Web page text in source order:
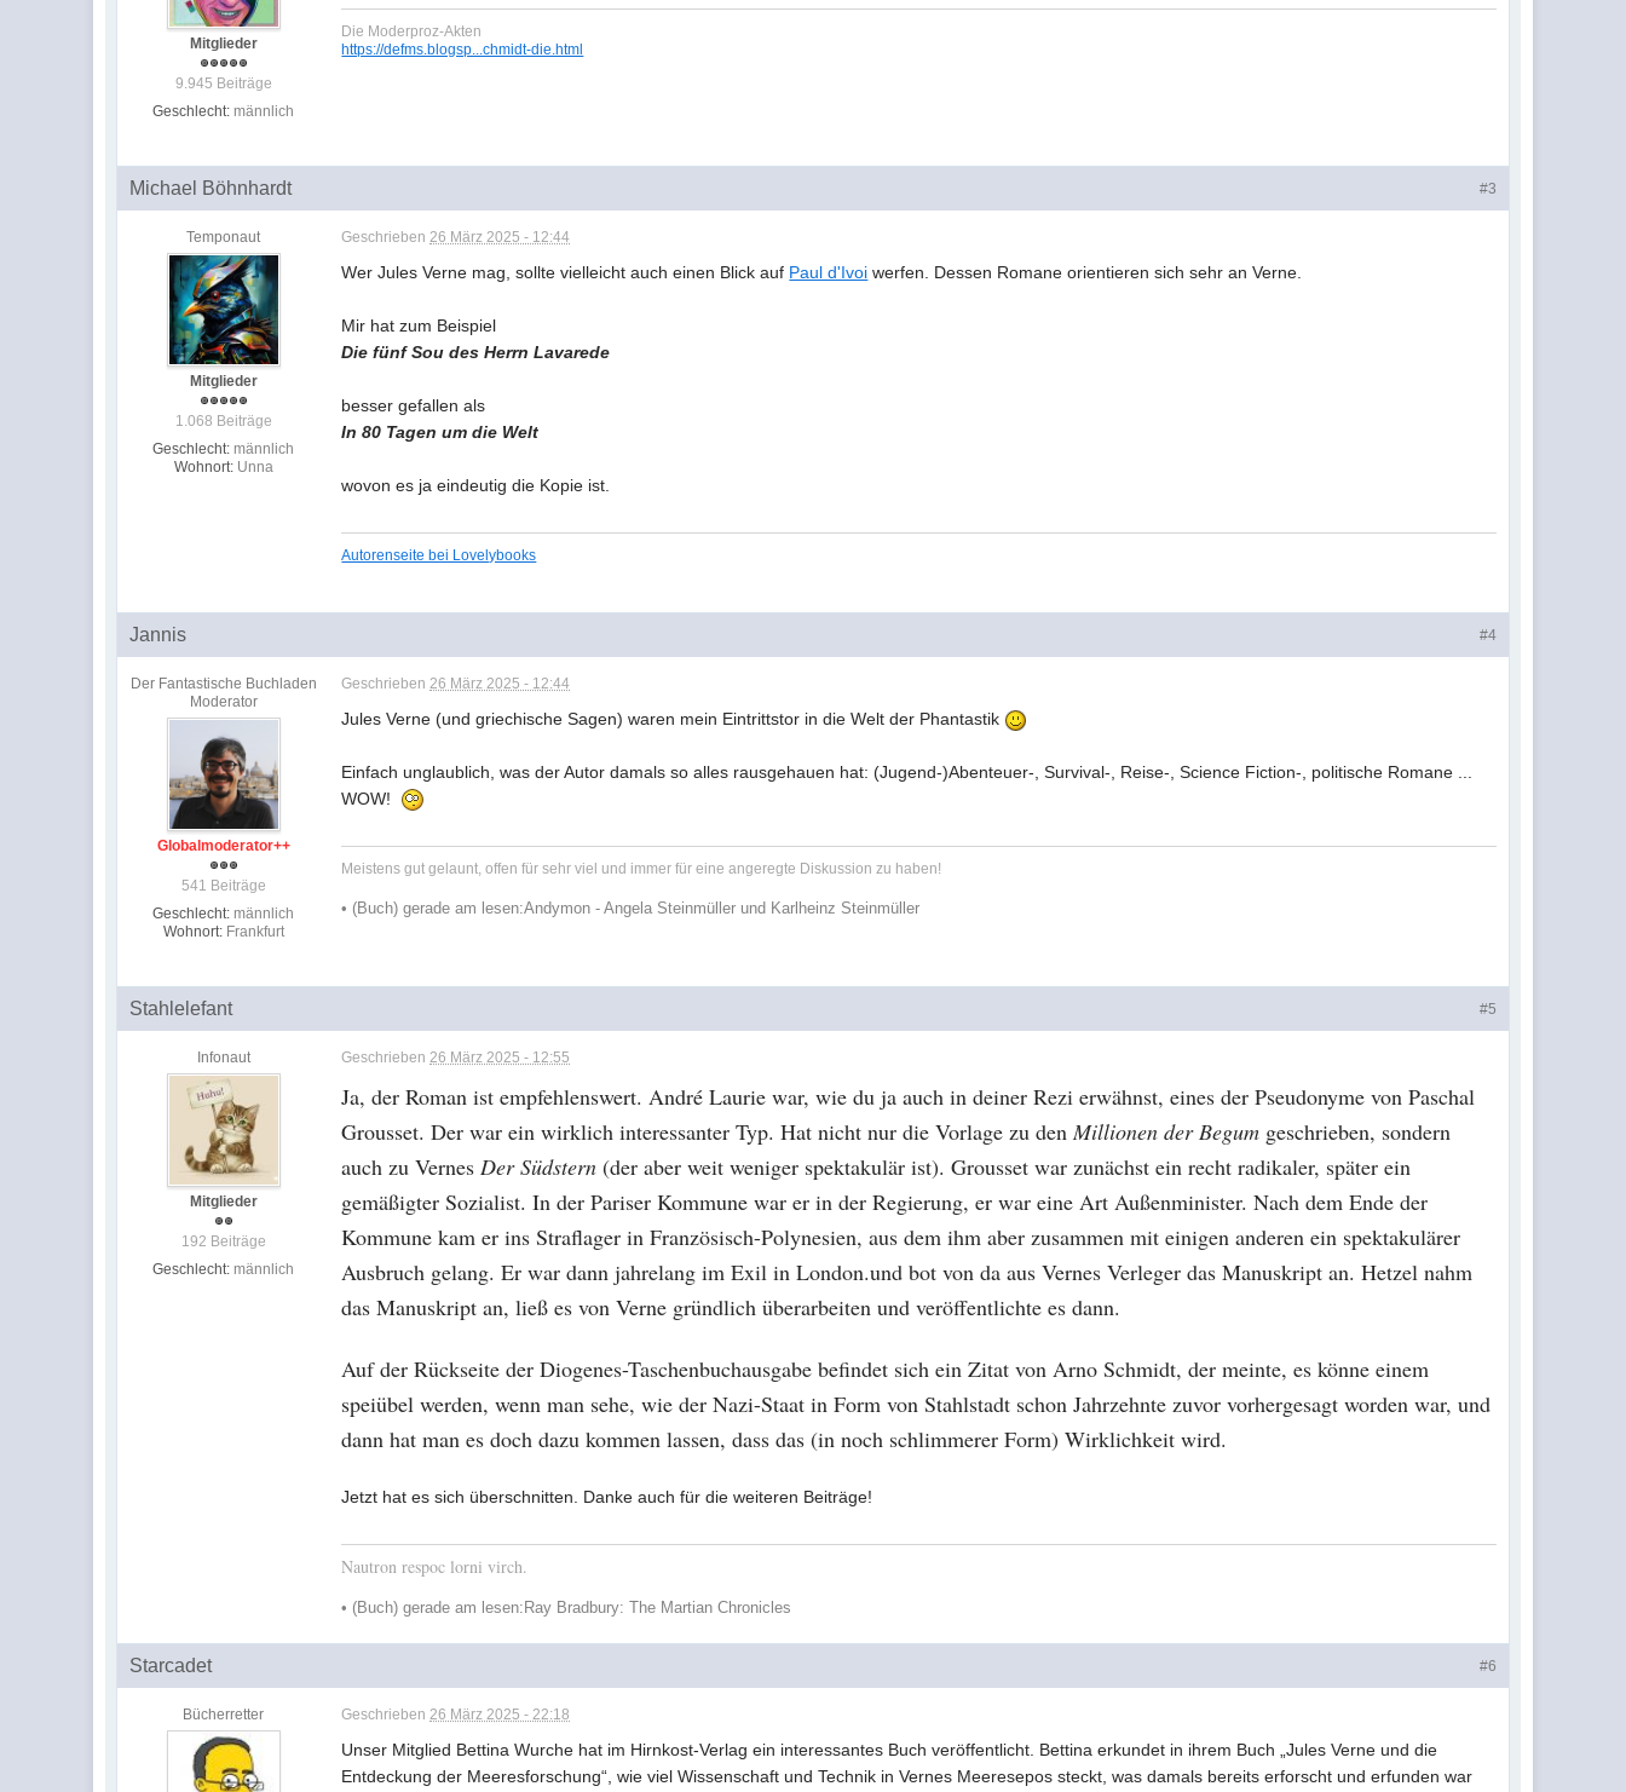
Mitglieder
9.945 Beiträge
Geschlecht: männlich
Die Moderproz-Akten
https://defms.blogsp...chmidt-die.html
#3
Michael Böhnhardt
Temponaut
Mitglieder
1.068 Beiträge
Geschlecht: männlich
Wohnort: Unna
Geschrieben26 März 2025 - 12:44
Wer Jules Verne mag, sollte vielleicht auch einen Blick auf Paul d'Ivoi werfen. Dessen Romane orientieren sich sehr an Verne.
Mir hat zum Beispiel
Die fünf Sou des Herrn Lavarede
besser gefallen als
In 80 Tagen um die Welt
wovon es ja eindeutig die Kopie ist.
Autorenseite bei Lovelybooks
#4
Jannis
Der Fantastische Buchladen
Moderator
Globalmoderator++
541 Beiträge
Geschlecht: männlich
Wohnort: Frankfurt
Geschrieben26 März 2025 - 12:44
Jules Verne (und griechische Sagen) waren mein Eintrittstor in die Welt der Phantastik
Einfach unglaublich, was der Autor damals so alles rausgehauen hat: (Jugend-)Abenteuer-, Survival-, Reise-, Science Fiction-, politische Romane ...
WOW!
Meistens gut gelaunt, offen für sehr viel und immer für eine angeregte Diskussion zu haben!
• (Buch) gerade am lesen:Andymon - Angela Steinmüller und Karlheinz Steinmüller
#5
Stahlelefant
Infonaut
Mitglieder
192 Beiträge
Geschlecht: männlich
Geschrieben26 März 2025 - 12:55
Ja, der Roman ist empfehlenswert. André Laurie war, wie du ja auch in deiner Rezi erwähnst, eines der Pseudonyme von Paschal
Grousset. Der war ein wirklich interessanter Typ. Hat nicht nur die Vorlage zu denMillionen der Begum geschrieben, sondern
auch zu VernesDer Südstern (der aber weit weniger spektakulär ist). Grousset war zunächst ein recht radikaler, später ein
gemäßigter Sozialist. In der Pariser Kommune war er in der Regierung, er war eine Art Außenminister. Nach dem Ende der
Kommune kam er ins Straflager in Französisch-Polynesien, aus dem ihm aber zusammen mit einigen anderen ein spektakulärer
Ausbruch gelang. Er war dann jahrelang im Exil in London.und bot von da aus Vernes Verleger das Manuskript an. Hetzel nahm
das Manuskript an, ließ es von Verne gründlich überarbeiten und veröffentlichte es dann.
Auf der Rückseite der Diogenes-Taschenbuchausgabe befindet sich ein Zitat von Arno Schmidt, der meinte, es könne einem
speiübel werden, wenn man sehe, wie der Nazi-Staat in Form von Stahlstadt schon Jahrzehnte zuvor vorhergesagt worden war, und
dann hat man es doch dazu kommen lassen, dass das (in noch schlimmerer Form) Wirklichkeit wird.
Jetzt hat es sich überschnitten. Danke auch für die weiteren Beiträge!
Nautron respoc lorni virch.
• (Buch) gerade am lesen: Ray Bradbury: The Martian Chronicles
#6
Starcadet
Bücherretter Geschrieben26 März 2025 - 22:18
Unser Mitglied Bettina Wurche hat im Hirnkost-Verlag ein interessantes Buch veröffentlicht. Bettina erkundet in ihrem Buch „Jules Verne und die
Entdeckung der Meeresforschung“, wie viel Wissenschaft und Technik in Vernes Meeresepos steckt, was damals bereits erforscht und erfunden war